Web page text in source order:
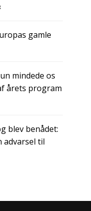
gamle
mindede os
årets program
blev benådet:
advarsel til